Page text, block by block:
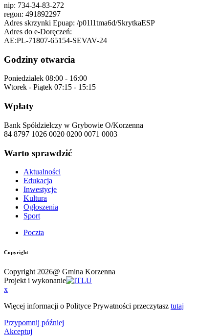
nip: 734-34-83-272
regon: 491892297
Adres skrzynki Epuap: /p01l1tma6d/SkrytkaESP
Adres do e-Doręczeń:
AE:PL-71807-65154-SEVAV-24
Godziny otwarcia
Poniedziałek 08:00 - 16:00
Wtorek - Piątek 07:15 - 15:15
Wpłaty
Bank Spółdzielczy w Grybowie O/Korzenna
84 8797 1026 0020 0200 0071 0003
Warto sprawdzić
Aktualności
Edukacja
Inwestycje
Kultura
Ogłoszenia
Sport
Poczta
Copyright
Copyright 2026@ Gmina Korzenna
Projekt i wykonanie
x
Więcej informacji o Polityce Prywatności przeczytasz tutaj
Przypomnij później
Akceptuj